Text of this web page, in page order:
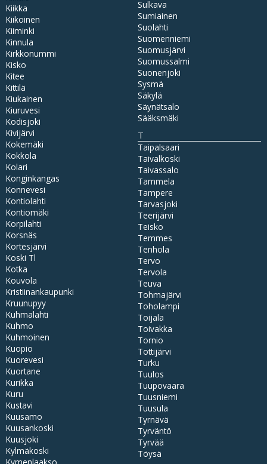
Kiikka
Kiikoinen
Kiiminki
Kinnula
Kirkkonummi
Kisko
Kitee
Kittilä
Kiukainen
Kiuruvesi
Kodisjoki
Kivijärvi
Kokemäki
Kokkola
Kolari
Konginkangas
Konnevesi
Kontiolahti
Kontiomäki
Korpilahti
Korsnäs
Kortesjärvi
Koski Tl
Kotka
Kouvola
Kristiinankaupunki
Kruunupyy
Kuhmalahti
Kuhmo
Kuhmoinen
Kuopio
Kuorevesi
Kuortane
Kurikka
Kuru
Kustavi
Kuusamo
Kuusankoski
Kuusjoki
Kylmäkoski
Sulkava
Sumiainen
Suolahti
Suomenniemi
Suomusjärvi
Suomussalmi
Suonenjoki
Sysmä
Säkylä
Säynätsalo
Sääksmäki
T
Taipalsaari
Taivalkoski
Taivassalo
Tammela
Tampere
Tarvasjoki
Teerijärvi
Teisko
Temmes
Tenhola
Tervo
Tervola
Teuva
Tohmajärvi
Toholampi
Toijala
Toivakka
Tornio
Tottijärvi
Turku
Tuulos
Tuupovaara
Tuusniemi
Tuusula
Tyrnävä
Tyrväntö
Tyrvää
Töysä